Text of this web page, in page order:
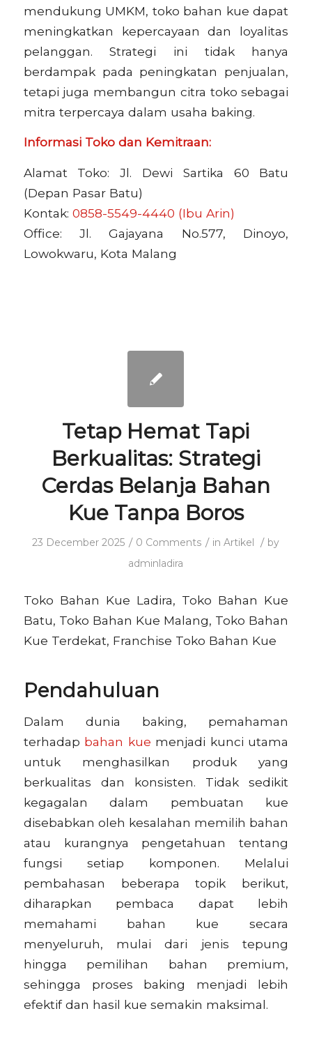
mendukung UMKM, toko bahan kue dapat
meningkatkan kepercayaan dan loyalitas
pelanggan. Strategi ini tidak hanya
berdampak pada peningkatan penjualan,
tetapi juga membangun citra toko sebagai
mitra terpercaya dalam usaha baking.
Informasi Toko dan Kemitraan:
Alamat Toko: Jl. Dewi Sartika 60 Batu
(Depan Pasar Batu)
Kontak: 0858-5549-4440 (Ibu Arin)
Office: Jl. Gajayana No.577, Dinoyo,
Lowokwaru, Kota Malang
Tetap Hemat Tapi
Berkualitas: Strategi
Cerdas Belanja Bahan
Kue Tanpa Boros
23 December 2025 / 0 Comments / inArtikel / by
adminladira
Toko Bahan Kue Ladira, Toko Bahan Kue
Batu, Toko Bahan Kue Malang, Toko Bahan
Kue Terdekat, Franchise Toko Bahan Kue
Pendahuluan
Dalam dunia baking, pemahaman
terhadap bahan kue menjadi kunci utama
untuk menghasilkan produk yang
berkualitas dan konsisten. Tidak sedikit
kegagalan dalam pembuatan kue
disebabkan oleh kesalahan memilih bahan
atau kurangnya pengetahuan tentang
fungsi setiap komponen. Melalui
pembahasan beberapa topik berikut,
diharapkan pembaca dapat lebih
memahami bahan kue secara
menyeluruh, mulai dari jenis tepung
hingga pemilihan bahan premium,
sehingga proses baking menjadi lebih
efektif dan hasil kue semakin maksimal.